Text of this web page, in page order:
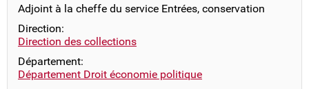
Adjoint à la cheffe du service Entrées, conservation
Direction:
Direction des collections
Département:
Département Droit économie politique